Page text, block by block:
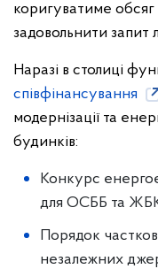
коригуватиме обсяг
задовольнити запит
Наразі в столиці
співфінансування
модернізації та
будинків:
Конкурс
для ОСББ та
Порядок
незалежних